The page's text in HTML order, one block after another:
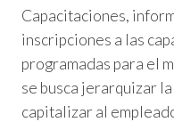
Capacitaciones,
inscripciones a las
programadas para el
se busca jerarquizar
capitalizar al